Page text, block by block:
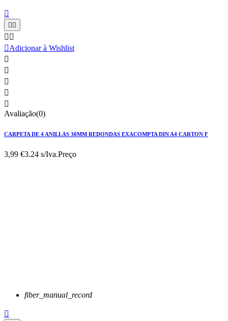

 
 
Adicionar à Wishlist





Avaliação(0)
CARPETA DE 4 ANILLAS 30MM REDONDAS EXACOMPTA DIN A4 CARTON F
3,99 €3.24 s/Iva.Preço
fiber_manual_record
